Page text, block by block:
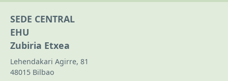
SEDE CENTRAL
EHU
Zubiria Etxea
Lehendakari Agirre, 81
48015 Bilbao